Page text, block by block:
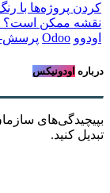
کردن پروژه‌ها با
نقشه ممکن است؟
اودوو Odoo
درباره اودونیکس
بپیچیدگی‌های
تبدیل کنید.